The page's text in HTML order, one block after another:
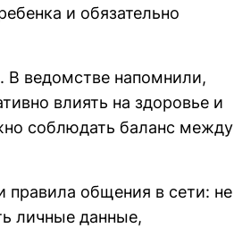
и обязательно
В ведомстве напомнили,
влиять на здоровье и
соблюдать баланс между
правила общения в сети: не
личные данные,